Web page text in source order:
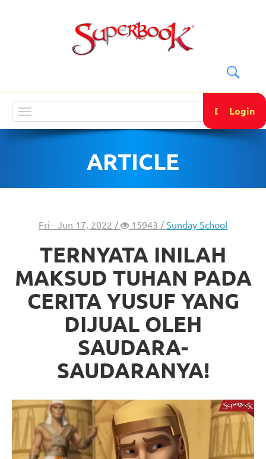
navigation
DONATE
Login
ARTICLE
Fri - Jun 17, 2022 / 15943 /Sunday School
TERNYATA INILAH
MAKSUD TUHAN PADA
CERITA YUSUF YANG
DIJUAL OLEH
SAUDARA-
SAUDARANYA!